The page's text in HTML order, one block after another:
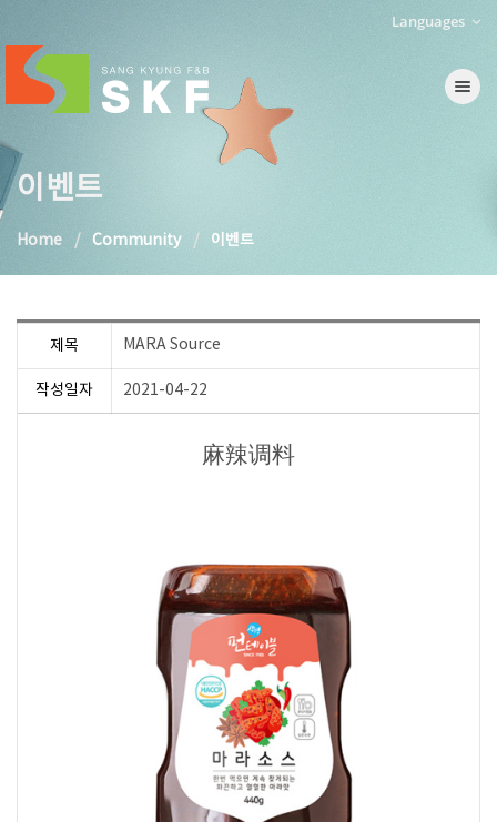
Languages
Toggle
이벤트
Home Community 이벤트
제목 MARA Source
작성일자 2021-04-22
麻辣调料